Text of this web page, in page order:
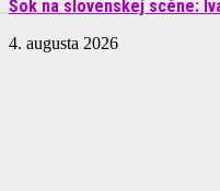
Šok na slovenskej scéne:
4. augusta 2026